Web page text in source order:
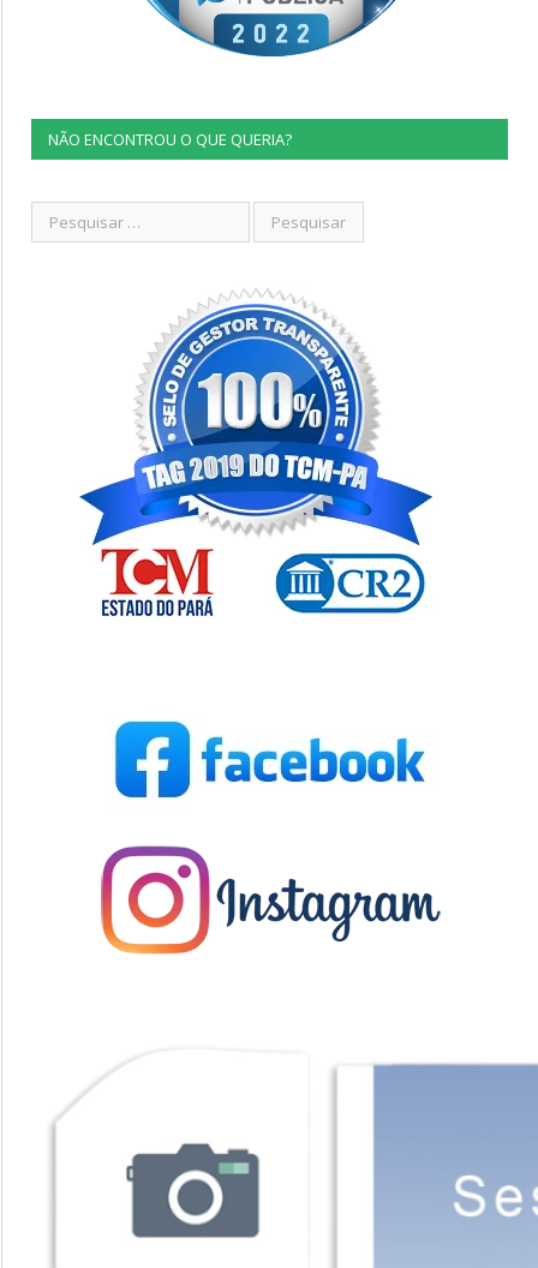
NÃO ENCONTROU O QUE QUERIA?